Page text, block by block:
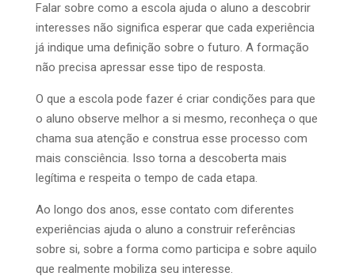
Falar sobre como a escola ajuda o aluno a descobrir
interesses não significa esperar que cada experiência
já indique uma definição sobre o futuro. A formação
não precisa apressar esse tipo de resposta.
O que a escola pode fazer é criar condições para que
o aluno observe melhor a si mesmo, reconheça o que
chama sua atenção e construa esse processo com
mais consciência. Isso torna a descoberta mais
legítima e respeita o tempo de cada etapa.
Ao longo dos anos, esse contato com diferentes
experiências ajuda o aluno a construir referências
sobre si, sobre a forma como participa e sobre aquilo
que realmente mobiliza seu interesse.